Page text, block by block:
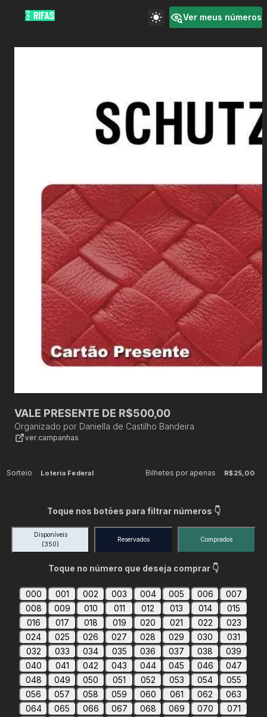
Ver meus números
VALE PRESENTE DE R$500,00
Organizado por Daniella de Castilho Bandeira
ver campanhas
Sorteio Loteria Federal Bilhetes por apenas R$25,00
Toque nos botões para filtrar números 👇
Disponíveis
(350)
Reservados Comprados
Toque no número que deseja comprar 👇
000 001 002 003 004 005 006
007
008
009 010 011 012 013 014
015
016
017 018 019 020 021 022
023
024
025 026 027 028 029 030
031
032
033 034 035 036 037 038
039
040
041 042 043 044 045 046
047
048
049 050 051 052 053 054
055
056
057 058 059 060 061 062
063
064
065 066 067 068 069 070
071